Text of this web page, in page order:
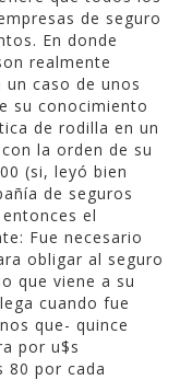
de seguro
En donde
realmente
caso de unos
su conocimiento
de rodilla en un
la orden de su
(si, leyó bien
de seguros
el
Fue necesario
obligar al seguro
que viene a su
cuando fue
que- quince
por u$s
80 por cada